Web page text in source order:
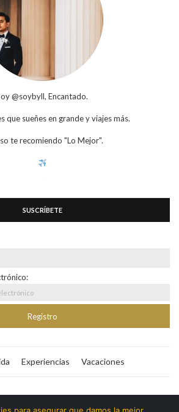
@soybyll, Encantado.
que sueñes en grande y viajes más.
te recomiendo "Lo Mejor".
SUSCRÍBETE
Experiencias Vacaciones
Bitacora365